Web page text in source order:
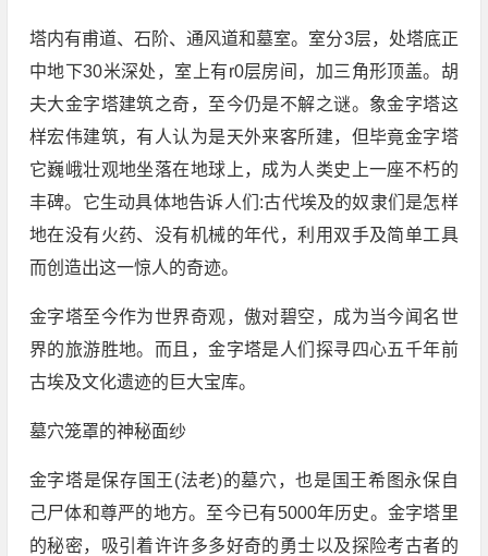
塔内有甫道、石阶、通风道和墓室。室分3层，处塔底正
中地下30米深处，室上有r0层房间，加三角形顶盖。胡
夫大金字塔建筑之奇，至今仍是不解之谜。象金字塔这
样宏伟建筑，有人认为是天外来客所建，但毕竟金字塔
它巍峨壮观地坐落在地球上，成为人类史上一座不朽的
丰碑。它生动具体地告诉人们:古代埃及的奴隶们是怎样
地在没有火药、没有机械的年代，利用双手及简单工具
而创造出这一惊人的奇迹。
金字塔至今作为世界奇观，傲对碧空，成为当今闻名世
界的旅游胜地。而且，金字塔是人们探寻四心五千年前
古埃及文化遗迹的巨大宝库。
墓穴笼罩的神秘面纱
金字塔是保存国王(法老)的墓穴，也是国王希图永保自
己尸体和尊严的地方。至今已有5000年历史。金字塔里
的秘密，吸引着许许多多好奇的勇士以及探险考古者的